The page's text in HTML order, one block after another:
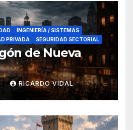
INGENIERÍA / SISTEMAS
PRIVADA
SEGURIDAD SECTORIAL
de Nueva
RICARDO VIDAL